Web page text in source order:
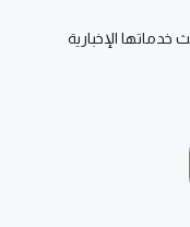
الإخبارية